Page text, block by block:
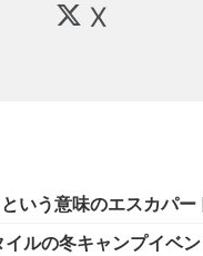
X
いう意味のエスカパー
ルの冬キャンプイベ